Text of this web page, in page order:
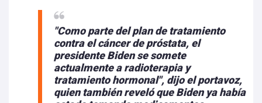
"Como parte del plan de tratamiento
contra el cáncer de próstata, el
presidente Biden se somete
actualmente a radioterapia y
tratamiento hormonal", dijo el portavoz,
quien también reveló que Biden ya había